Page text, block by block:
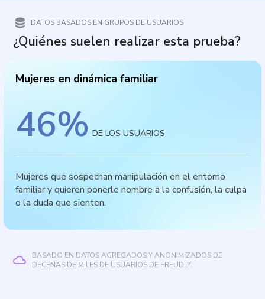
DATOS BASADOS EN GRUPOS DE USUARIOS
¿Quiénes suelen realizar esta prueba?
Mujeres en dinámica familiar
46% DE LOS USUARIOS
Mujeres que sospechan manipulación en el entorno
familiar y quieren ponerle nombre a la confusión, la culpa
o la duda que sienten.
BASADO EN DATOS AGREGADOS Y ANONIMIZADOS DE
DECENAS DE MILES DE USUARIOS DE FREUDLY.